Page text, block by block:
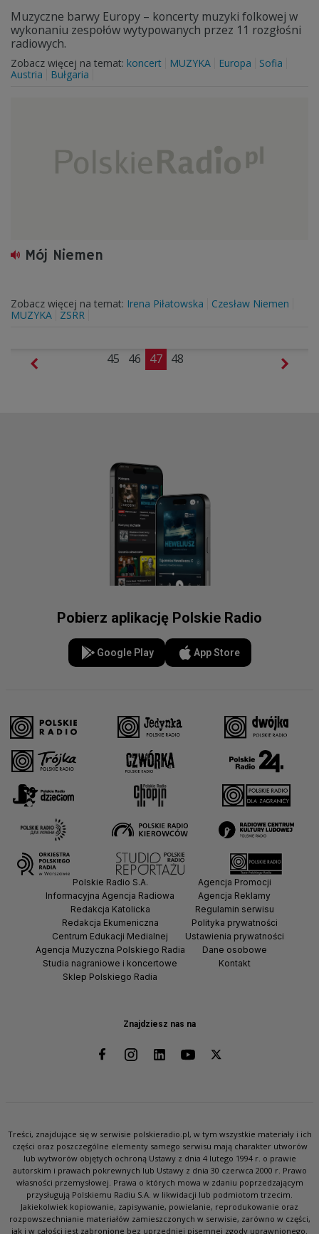
Muzyczne barwy Europy – koncerty muzyki folkowej w
wykonaniu zespołów wytypowanych przez 11 rozgłośni
radiowych.
Zobacz więcej na temat: koncert MUZYKA Europa
Sofia
Austria
Bułgaria
Mój Niemen
Zobacz więcej na temat: Irena Piłatowska
Czesław Niemen
MUZYKA
ZSRR
45 46 47 48
Pobierz aplikację Polskie Radio
Google Play App Store
Znajdziesz nas na
Polskie Radio S.A.
Informacyjna Agencja Radiowa
Redakcja Katolicka
Redakcja Ekumeniczna
Centrum Edukacji Medialnej
Agencja Muzyczna Polskiego Radia
Studia nagraniowe i koncertowe
Sklep Polskiego Radia
Agencja Promocji
Agencja Reklamy
Regulamin serwisu
Polityka prywatności
Ustawienia prywatności
Dane osobowe
Kontakt
Treści, znajdujące się w serwisie polskieradio.pl, w tym wszystkie materiały i ich
części oraz poszczególne elementy samego serwisu mają charakter utworów
lub wytworów objętych ochroną Ustawy z dnia 4 lutego 1994 r. o prawie
autorskim i prawach pokrewnych lub Ustawy z dnia 30 czerwca 2000 r. Prawo
własności przemysłowej. Prawa o których mowa w zdaniu poprzedzającym
przysługują Polskiemu Radiu S.A. w likwidacji lub podmiotom trzecim.
Jakiekolwiek kopiowanie, zapisywanie, powielanie, reprodukowanie oraz
rozpowszechnianie materiałów zamieszczonych w serwisie, zarówno w części,
jak i w całości jest zabronione bez uprzedniej pisemnej zgody uprawnionego.